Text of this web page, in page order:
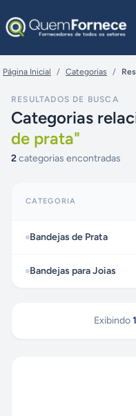
Página Inicial / Categorias /
RESULTADOS DE BUSCA
Categorias
de prata"
2categorias encontradas
CATEGORIA
Bandejas de Prata
Bandejas para Joias
Exibindo 1